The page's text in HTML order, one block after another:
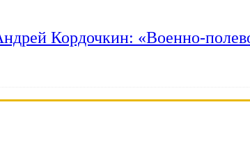
Кордочкин: «Военно-